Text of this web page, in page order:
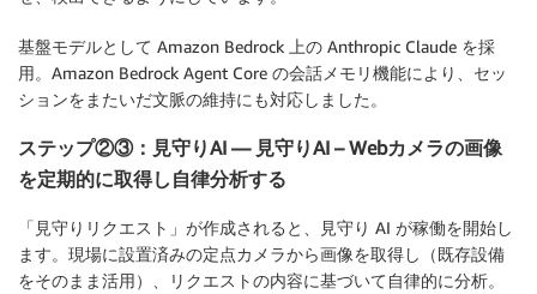
基盤モデルとして Amazon Bedrock 上の Anthropic Claude を採
用。Amazon Bedrock Agent Core の会話メモリ機能により、セッ
ションをまたいだ文脈の維持にも対応しました。
ステップ②③：見守りAI — 見守りAI – Webカメラの画像
を定期的に取得し自律分析する
「見守りリクエスト」が作成されると、見守り AI が稼働を開始し
ます。現場に設置済みの定点カメラから画像を取得し（既存設備
をそのまま活用）、リクエストの内容に基づいて自律的に分析。